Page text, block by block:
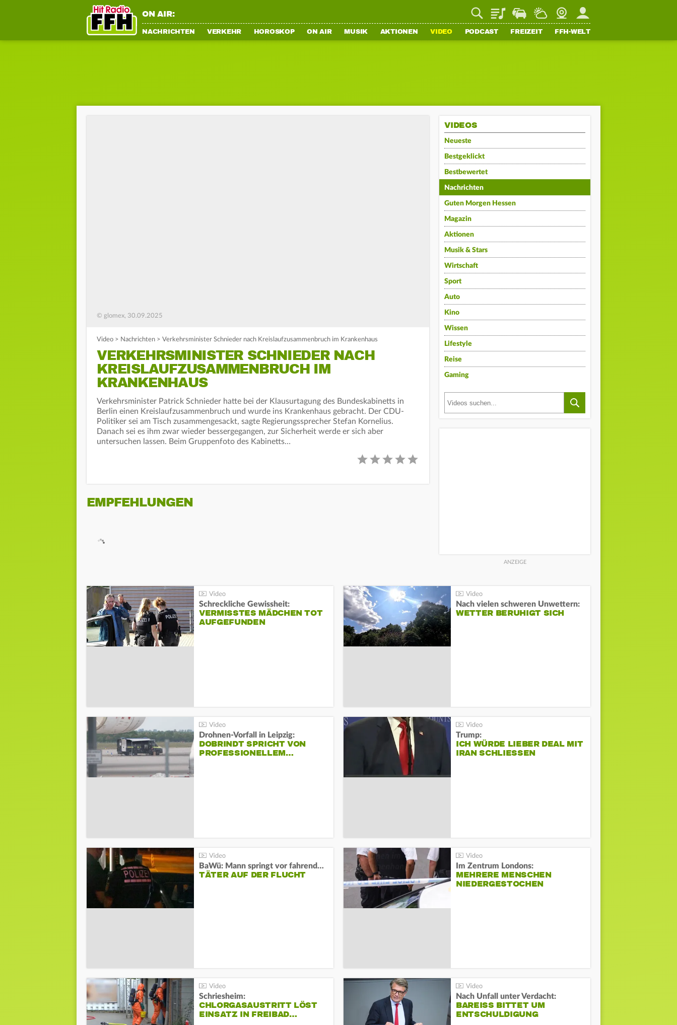
ON AIR: PlaylistStaupilotWetterWebcamMein FFH
NACHRICHTEN VERKEHR HOROSKOP ON AIR MUSIK AKTIONEN VIDEO PODCAST FREIZEIT FFH-WELT
© glomex, 30.09.2025
Video > Nachrichten > Verkehrsminister Schnieder nach Kreislaufzusammenbruch im Krankenhaus
VERKEHRSMINISTER SCHNIEDER NACH
KREISLAUFZUSAMMENBRUCH IM
KRANKENHAUS
Verkehrsminister Patrick Schnieder hatte bei der Klausurtagung des Bundeskabinetts in
Berlin einen Kreislaufzusammenbruch und wurde ins Krankenhaus gebracht. Der CDU-
Politiker sei am Tisch zusammengesackt, sagte Regierungssprecher Stefan Kornelius.
Danach sei es ihm zwar wieder bessergegangen, zur Sicherheit werde er sich aber
untersuchen lassen. Beim Gruppenfoto des Kabinetts…
EMPFEHLUNGEN
VIDEOS
Neueste
Bestgeklickt
Bestbewertet
Nachrichten
Guten Morgen Hessen
Magazin
Aktionen
Musik & Stars
Wirtschaft
Sport
Auto
Kino
Wissen
Lifestyle
Reise
Gaming
Schreckliche Gewissheit:
VERMISSTES MÄDCHEN TOT
AUFGEFUNDEN
Nach vielen schweren Unwettern:
WETTER BERUHIGT SICH
Drohnen-Vorfall in Leipzig:
DOBRINDT SPRICHT VON
PROFESSIONELLEM…
Trump:
ICH WÜRDE LIEBER DEAL MIT
IRAN SCHLIESSEN
BaWü: Mann springt vor fahrendes Auto und schießt
TÄTER AUF DER FLUCHT
Im Zentrum Londons:
MEHRERE MENSCHEN
NIEDERGESTOCHEN
Schriesheim:
CHLORGASAUSTRITT LÖST
EINSATZ IN FREIBAD…
Nach Unfall unter Verdacht:
BAREISS BITTET UM E
NTSCHULDIGUNG